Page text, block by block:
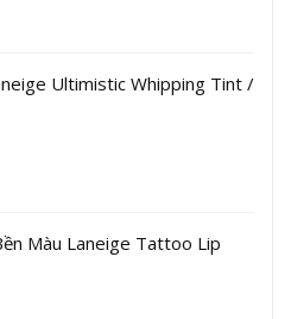
Ultimistic Whipping Tint /
Màu Laneige Tattoo Lip